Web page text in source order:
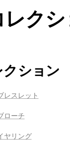
レク
クション
レスレット
ローチ
ヤリング